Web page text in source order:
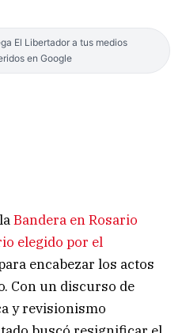
El Libertador a tus medios
en Google
Bandera en Rosario
elegido por el
encabezar los actos
Con un discurso de
y revisionismo